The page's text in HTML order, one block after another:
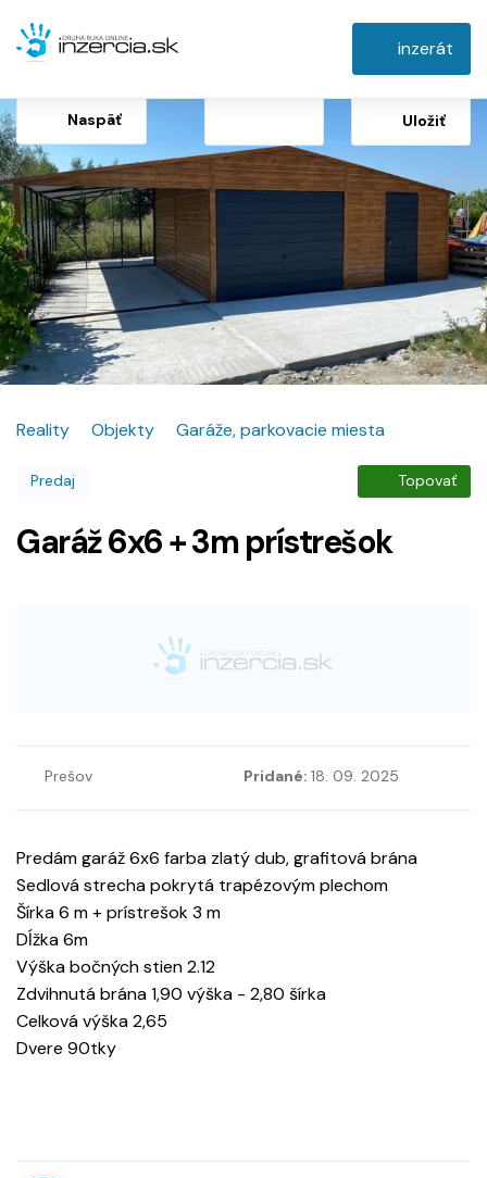
inzerát
Naspäť Uložiť
Reality Objekty Garáže, parkovacie miesta
Predaj Topovať
Garáž 6x6 + 3m prístrešok
Prešov Pridané: 18. 09. 2025
Predám garáž 6x6 farba zlatý dub, grafitová brána
Sedlová strecha pokrytá trapézovým plechom
Šírka 6 m + prístrešok 3 m
Dĺžka 6m
Výška bočných stien 2.12
Zdvihnutá brána 1,90 výška - 2,80 šírka
Celková výška 2,65
Dvere 90tky